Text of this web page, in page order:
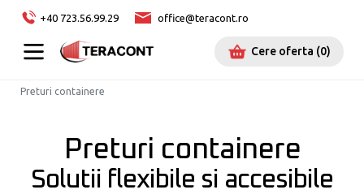
+40 723.56.99.29 office@teracont.ro
Cere oferta (0)
Preturi containere
Preturi containere
Solutii flexibile si accesibile